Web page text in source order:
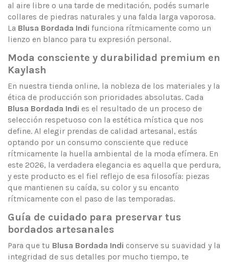
al aire libre o una tarde de meditación, podés sumarle
collares de piedras naturales y una falda larga vaporosa.
La Blusa Bordada Indi funciona rítmicamente como un
lienzo en blanco para tu expresión personal.
Moda consciente y durabilidad premium en
Kaylash
En nuestra tienda online, la nobleza de los materiales y la
ética de producción son prioridades absolutas. Cada
Blusa Bordada Indi es el resultado de un proceso de
selección respetuoso con la estética mística que nos
define. Al elegir prendas de calidad artesanal, estás
optando por un consumo consciente que reduce
rítmicamente la huella ambiental de la moda efímera. En
este 2026, la verdadera elegancia es aquella que perdura,
y este producto es el fiel reflejo de esa filosofía: piezas
que mantienen su caída, su color y su encanto
rítmicamente con el paso de las temporadas.
Guía de cuidado para preservar tus
bordados artesanales
Para que tu Blusa Bordada Indi conserve su suavidad y la
integridad de sus detalles por mucho tiempo, te